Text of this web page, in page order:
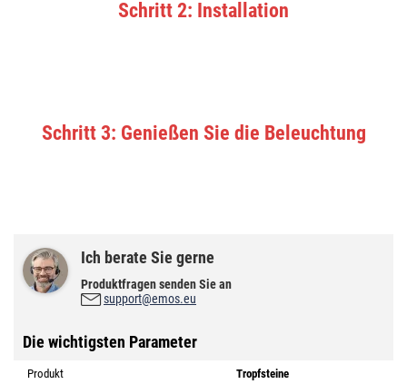
Schritt 2: Installation
Schritt 3: Genießen Sie die Beleuchtung
Ich berate Sie gerne
Produktfragen senden Sie an
support@emos.eu
Die wichtigsten Parameter
Produkt
Tropfsteine